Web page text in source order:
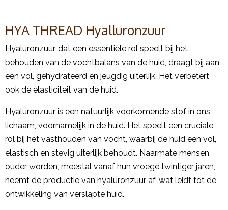
HYA THREAD Hyalluronzuur
Hyaluronzuur, dat een essentiële rol speelt bij het
behouden van de vochtbalans van de huid, draagt bij aan
een vol, gehydrateerd en jeugdig uiterlijk. Het verbetert
ook de elasticiteit van de huid.
Hyaluronzuur is een natuurlijk voorkomende stof in ons
lichaam, voornamelijk in de huid. Het speelt een cruciale
rol bij het vasthouden van vocht, waarbij de huid een vol,
elastisch en stevig uiterlijk behoudt. Naarmate mensen
ouder worden, meestal vanaf hun vroege twintiger jaren,
neemt de productie van hyaluronzuur af, wat leidt tot de
ontwikkeling van verslapte huid.